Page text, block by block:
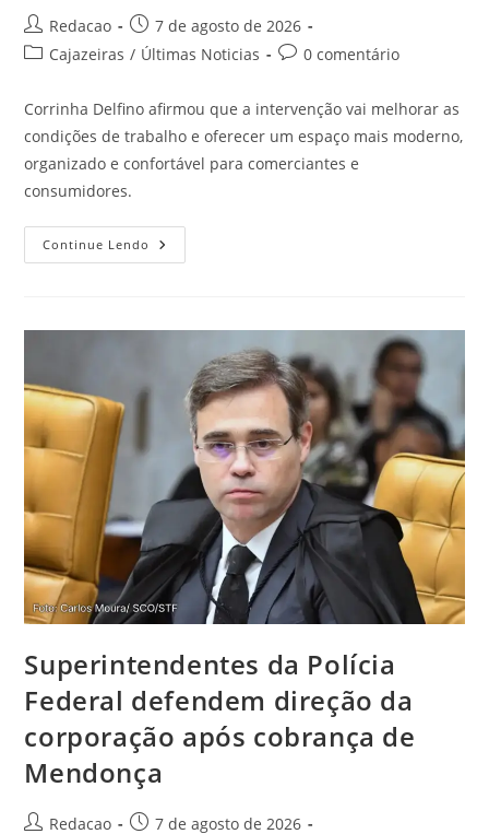
Redacao
7 de agosto de 2026
Cajazeiras / Últimas Noticias 0 comentário
Corrinha Delfino afirmou que a intervenção vai melhorar as
condições de trabalho e oferecer um espaço mais moderno,
organizado e confortável para comerciantes e
consumidores.
Continue Lendo
Superintendentes da Polícia
Federal defendem direção da
corporação após cobrança de
Mendonça
Redacao 7 de agosto de 2026